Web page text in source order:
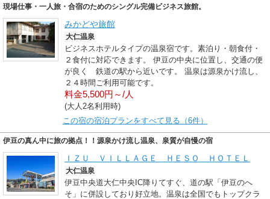
現場仕事・一人旅・合宿のためのシングル完備ビジネス旅館。
みかどや旅館
大仁温泉
ビジネスホテルタイプの温泉宿です。素泊り・朝食付・
２食付に対応できます。 伊豆の中央に位置し、交通の便
が良く 鉄道の駅から近いです。 温泉は源泉かけ流し、
２４時間ご利用可能です。
料金5,500円～/人
(大人2名利用時)
この宿の宿泊プランをすべて見る（6件）
伊豆の真ん中に旅の拠点！！源泉かけ流し温泉、泉質が自慢の宿
ＩＺＵ ＶＩＬＬＡＧＥ ＨＥＳＯ ＨＯＴＥＬ
大仁温泉
伊豆中央道大仁中央IC降りてすぐ、道の駅「伊豆のへ
そ」に併設しており好立地。温泉は全国でもトップクラ